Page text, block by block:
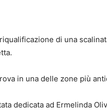
di una
in una delle zone più
dedicata ad Ermelinda